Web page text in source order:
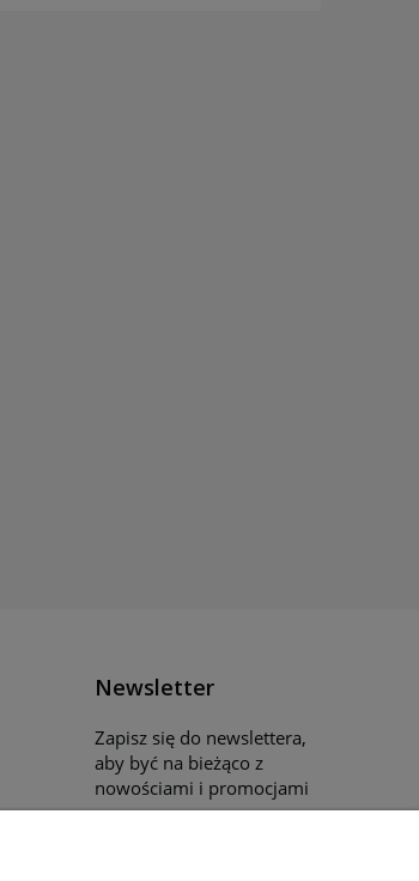
Newsletter
Zapisz się do newslettera,
aby być na bieżąco z
nowościami i promocjami